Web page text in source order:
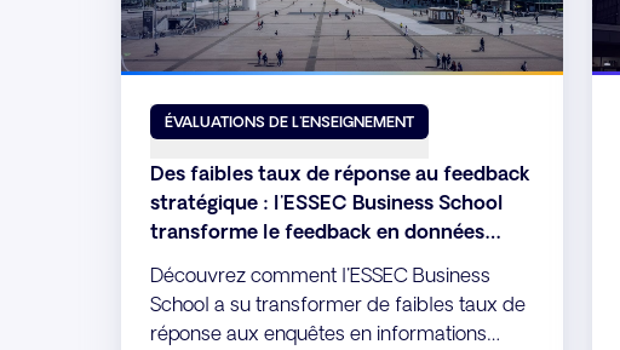
ÉVALUATIONS DE L'ENSEIGNEMENT
Des faibles taux de réponse au feedback
stratégique : l'ESSEC Business School
transforme le feedback en données
Découvrez comment l'ESSEC Business
School a su transformer de faibles taux de
réponse aux enquêtes en informations